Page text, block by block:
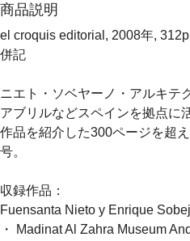
商品説明
el croquis editorial, 2008年,
併記
ニエト・ソベヤーノ・アルキテ
アブリルなどスペインを拠点に
作品を紹介した300ページを超
号。
収録作品：
Fuensanta Nieto y Enrique
・ Madinat Al Zahra Museum